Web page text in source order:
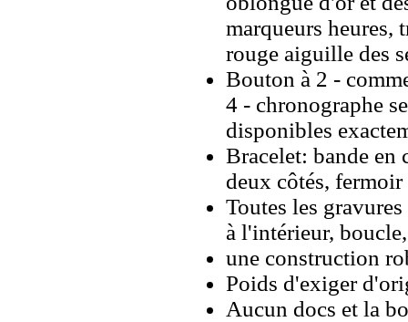
marqueurs heures,
rouge aiguille des
Bouton à 2 -
4 - chronographe
disponibles
Bracelet: bande
deux côtés,
Toutes les
à l'intérieur,
une construction
Poids d'exiger
Aucun docs et la